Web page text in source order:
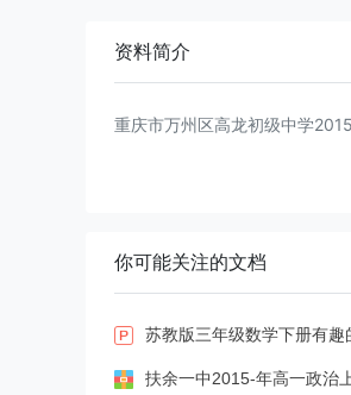
资料简介
重庆市万州区高龙初级中学
你可能关注的文档
苏教版三年级数学下册有趣的
扶余一中2015-年高一政治